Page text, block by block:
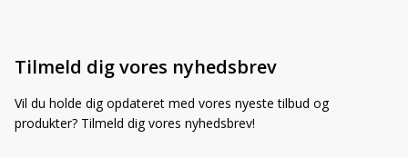
Tilmeld dig vores nyhedsbrev
Vil du holde dig opdateret med vores nyeste tilbud og
produkter? Tilmeld dig vores nyhedsbrev!